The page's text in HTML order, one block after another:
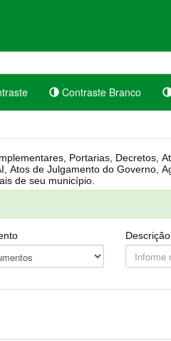
Contraste Branco
bens públicos e muito mais de seu município.
Descrição